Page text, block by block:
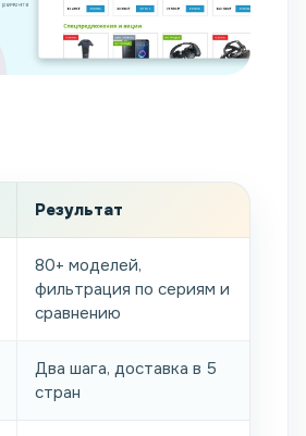
Результат
80+ моделей,
фильтрация по сериям и
сравнению
Два шага, доставка в 5
стран